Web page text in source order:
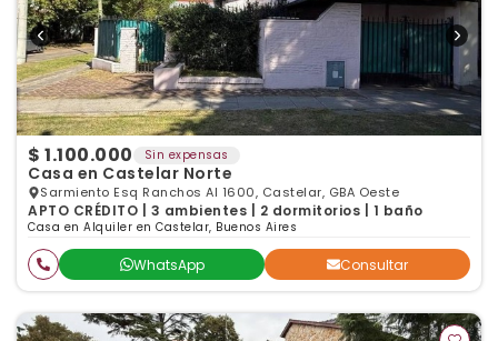
$ 1.100.000 Sin expensas
Casa en Castelar Norte
Sarmiento Esq Ranchos Al 1600, Castelar, GBA Oeste
APTO CRÉDITO | 3 ambientes | 2 dormitorios | 1 baño
Casa en Alquiler en Castelar, Buenos Aires
WhatsApp Consultar